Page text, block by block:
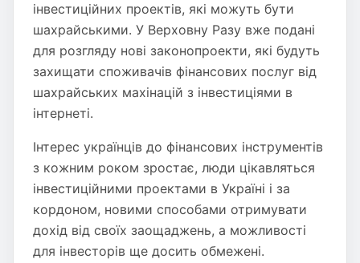
інвестиційних проектів, які можуть бути
шахрайськими. У Верховну Разу вже подані
для розгляду нові законопроекти, які будуть
захищати споживачів фінансових послуг від
шахрайських махінацій з інвестиціями в
інтернеті.
Інтерес українців до фінансових інструментів
з кожним роком зростає, люди цікавляться
інвестиційними проектами в Україні і за
кордоном, новими способами отримувати
дохід від своїх заощаджень, а можливості
для інвесторів ще досить обмежені.